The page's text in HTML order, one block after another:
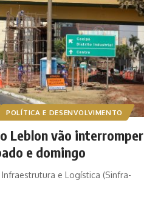
POLÍTICA E DESENVOLVIMENTO
Leblon vão interromper
e domingo
e Logística (Sinfra-